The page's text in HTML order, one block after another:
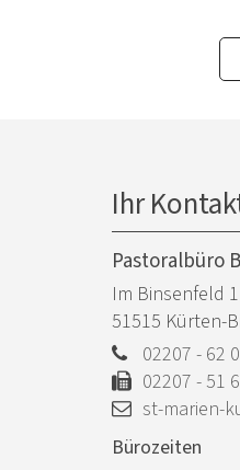
Ihr
Pastoralbüro
Im Binsenfeld 1
51515 Kürten-
02207 - 62
02207 - 51
st-marien-
Bürozeiten